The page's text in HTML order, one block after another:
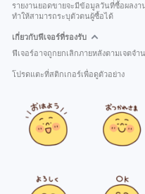
รายงานยอดขายจะมีข้อมูลวันที่ซื้อผลง
ทำให้สามารถระบุตัวตนผู้ซื้อได้
เกี่ยวกับฟีเจอร์ที่รองรับ
ฟีเจอร์อาจถูกยกเลิกภายหลังตามเจตจำ
โปรดแตะที่สติกเกอร์เพื่อดูตัวอย่าง